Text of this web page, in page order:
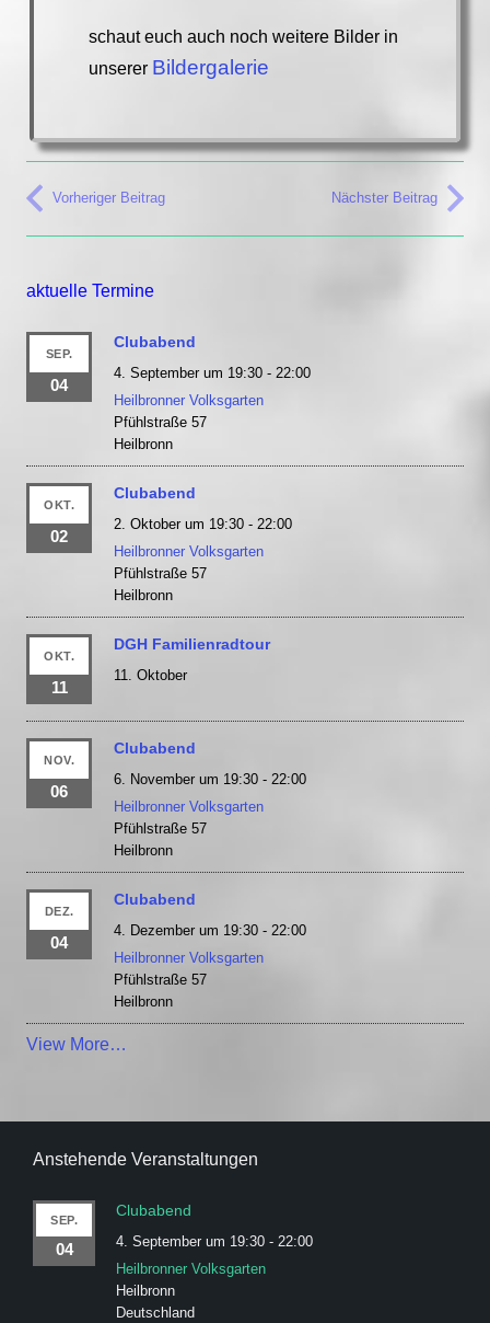
schaut euch auch noch weitere Bilder in
unserer Bildergalerie
Vorheriger Beitrag Nächster Beitrag
aktuelle Termine
SEP.
04
Clubabend
4. September um 19:30 - 22:00
Heilbronner Volksgarten
Pfühlstraße 57
Heilbronn
OKT.
02
Clubabend
2. Oktober um 19:30 - 22:00
Heilbronner Volksgarten
Pfühlstraße 57
Heilbronn
OKT.
11
DGH Familienradtour
11. Oktober
NOV.
06
Clubabend
6. November um 19:30 - 22:00
Heilbronner Volksgarten
Pfühlstraße 57
Heilbronn
DEZ.
04
Clubabend
4. Dezember um 19:30 - 22:00
Heilbronner Volksgarten
Pfühlstraße 57
Heilbronn
View More…
Anstehende Veranstaltungen
SEP.
04
Clubabend
4. September um 19:30 -22:00
Heilbronner Volksgarten
Heilbronn
Deutschland